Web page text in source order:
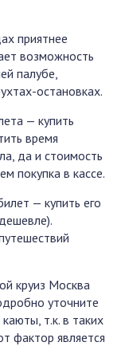
приятнее
возможность
палубе,
остановках.
— купить
время
да и стоимость
покупка в кассе.
— купить его
круиз Москва
уточните
т.к. в таких
фактор является